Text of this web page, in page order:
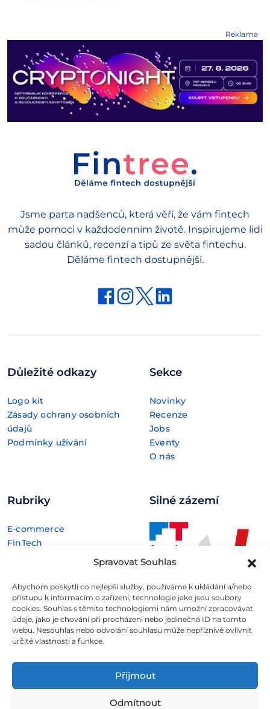
Spravovat Souhlas
Abychom poskytli co nejlepší služby, používáme k ukládání a/nebo
přístupu k informacím o zařízení, technologie jako jsou soubory
cookies. Souhlas s těmito technologiemi nám umožní zpracovávat
údaje, jako je chování při procházení nebo jedinečná ID na tomto
webu. Nesouhlas nebo odvolání souhlasu může nepříznivě ovlivnit
určité vlastnosti a funkce.
Přijmout
Odmítnout
Reklama
Jsme parta nadšenců, která věří, že vám fintech
může pomoci v každodenním životě. Inspirujeme lidi
sadou článků, recenzí a tipů ze světa fintechu.
Děláme fintech dostupnější.
Důležité odkazy
Logo kit
Zásady ochrany osobních
údajů
Podmínky užívání
Sekce
Novinky
Recenze
Jobs
Eventy
O nás
Rubriky
E-commerce
FinTech
Technologie
Silné zázemí
602 00 Brno